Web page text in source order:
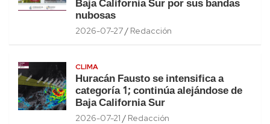
Baja California Sur por sus bandas
nubosas
2026-07-27 Redacción
CLIMA
Huracán Fausto se intensifica a
categoría 1; continúa alejándose de
Baja California Sur
2026-07-21 Redacción